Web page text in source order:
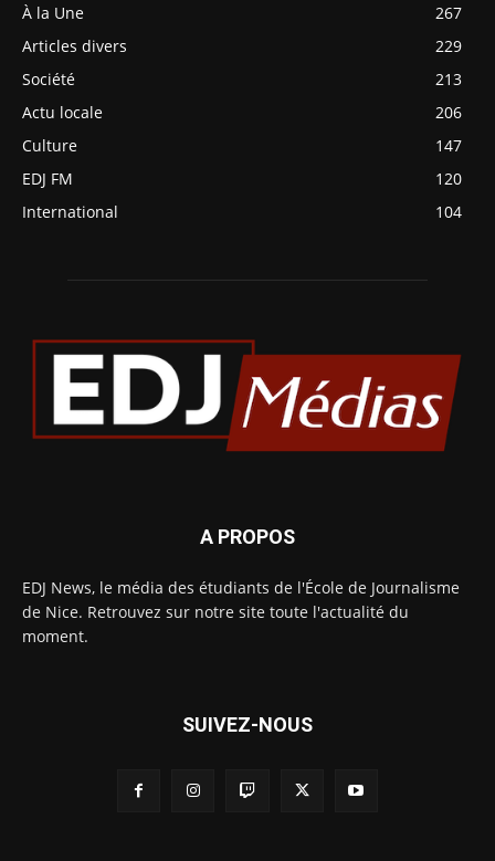
À la Une
267
Articles divers
229
Société
213
Actu locale
206
Culture
147
EDJ FM
120
International
104
A PROPOS
EDJ News, le média des étudiants de l'École de Journalisme
de Nice. Retrouvez sur notre site toute l'actualité du
moment.
SUIVEZ-NOUS